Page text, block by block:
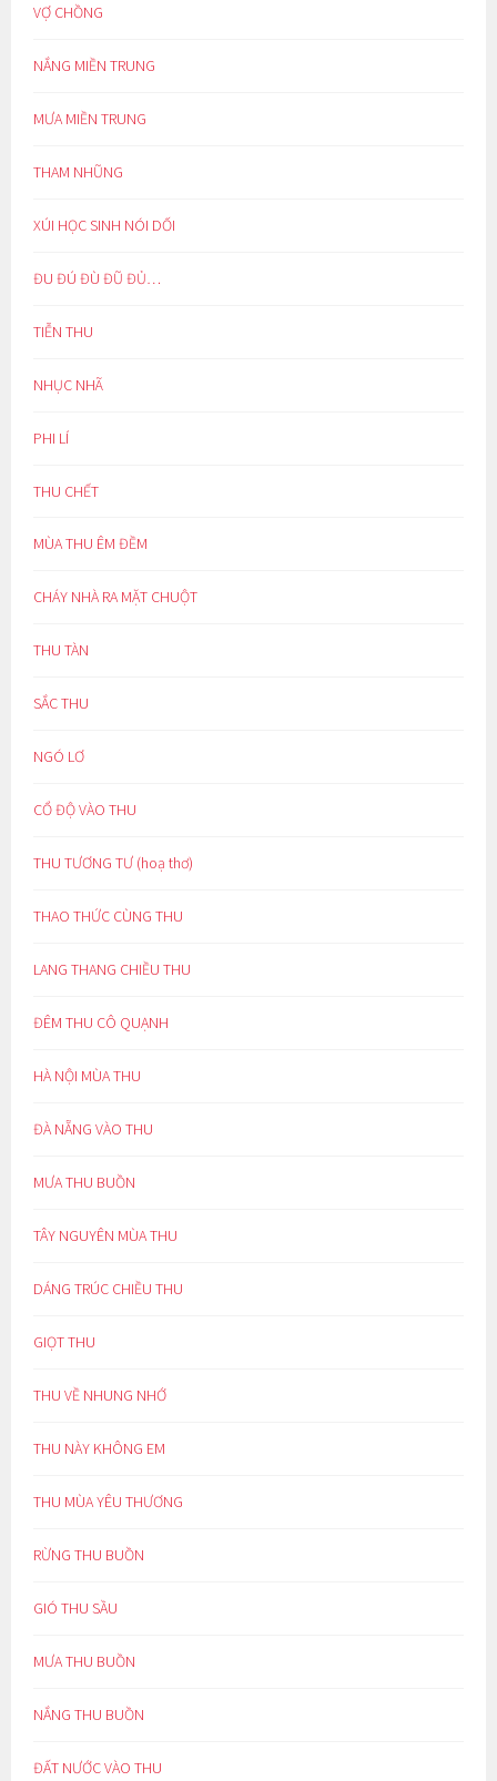
VỢ CHỒNG
NẮNG MIỀN TRUNG
MƯA MIỀN TRUNG
THAM NHŨNG
XÚI HỌC SINH NÓI DỐI
ĐU ĐÚ ĐÙ ĐŨ ĐỦ…
TIỄN THU
NHỤC NHÃ
PHI LÍ
THU CHẾT
MÙA THU ÊM ĐỀM
CHÁY NHÀ RA MẶT CHUỘT
THU TÀN
SẮC THU
NGÓ LƠ
CỔ ĐỘ VÀO THU
THU TƯƠNG TƯ (hoạ thơ)
THAO THỨC CÙNG THU
LANG THANG CHIỀU THU
ĐÊM THU CÔ QUẠNH
HÀ NỘI MÙA THU
ĐÀ NẴNG VÀO THU
MƯA THU BUỒN
TÂY NGUYÊN MÙA THU
DÁNG TRÚC CHIỀU THU
GIỌT THU
THU VỀ NHUNG NHỚ
THU NÀY KHÔNG EM
THU MÙA YÊU THƯƠNG
RỪNG THU BUỒN
GIÓ THU SẦU
MƯA THU BUỒN
NẮNG THU BUỒN
ĐẤT NƯỚC VÀO THU